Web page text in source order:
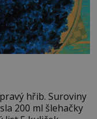
Suroviny
200 ml šlehačky